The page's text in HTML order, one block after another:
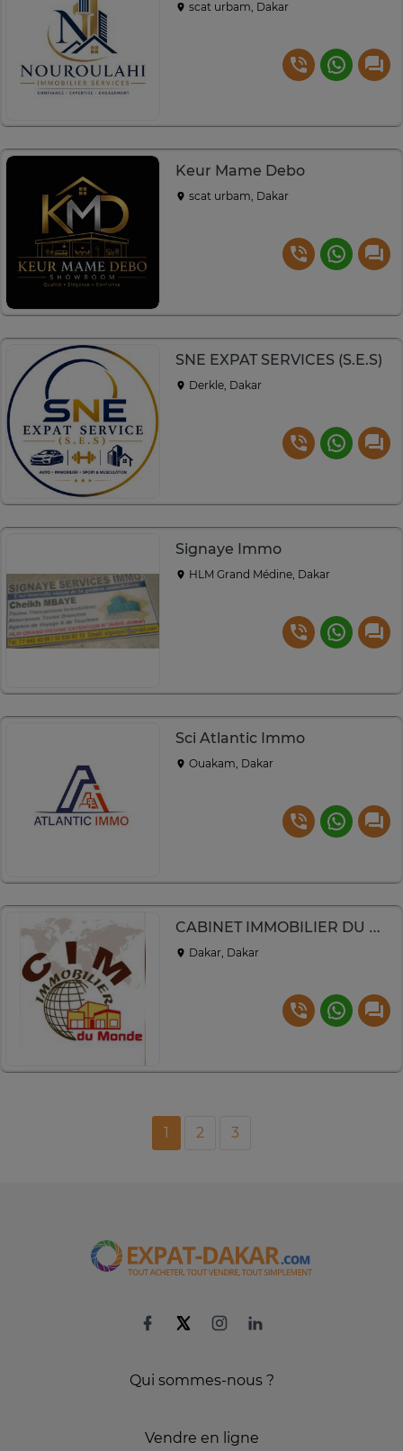
scat urbam, Dakar
Keur Mame Debo
scat urbam, Dakar
SNE EXPAT SERVICES (S.E.S)
Derkle, Dakar
Signaye Immo
HLM Grand Médine, Dakar
Sci Atlantic Immo
Ouakam, Dakar
CABINET IMMOBILIER DU MONDE
Dakar, Dakar
1 2 3
Qui sommes-nous ?
Vendre en ligne